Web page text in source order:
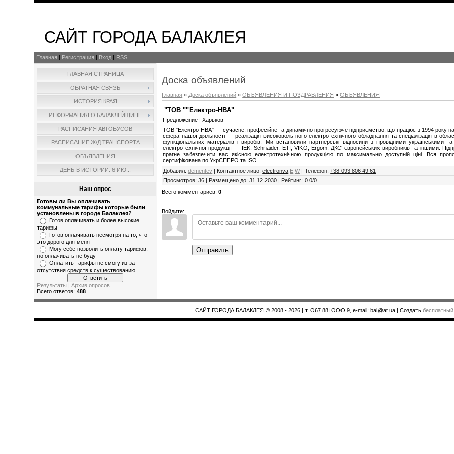
САЙТ ГОРОДА БАЛАКЛЕЯ
Главная | Регистрация | Вход | RSS
ГЛАВНАЯ СТРАНИЦА
ОБРАТНАЯ СВЯЗЬ
ИСТОРИЯ КРАЯ
ИНФОРМАЦИЯ О БАЛАКЛЕЙЩИНЕ
РАСПИСАНИЯ АВТОБУСОВ
РАСПИСАНИЕ Ж/Д ТРАНСПОРТА
ОБЪЯВЛЕНИЯ
ДЕНЬ В ИСТОРИИ. 6 ИЮ...
Наш опрос
Готовы ли Вы оплачивать
коммунальные тарифы которые были
установлены в городе Балаклея?
Готов оплачивать и более высокие
тарифы
Готов оплачивать несмотря на то, что
это дорого для меня
Могу себе позволить оплату тарифов,
но оплачивать не буду
Оплатить тарифы не смогу из-за
отсутствия средств к существованию
Результаты |Архив опросов
Всего ответов:488
Доска объявлений
Главная » Доска объявлений »ОБЪЯВЛЕНИЯ И ПОЗДРАВЛЕНИЯ »ОБЪЯВЛЕНИЯ
"ТОВ ""Електро-НВА"
Предложение | Харьков
ТОВ "Електро-НВА" — сучасне, професійне та динамічно прогресуюче підприємство, що працює з 1994 року
сфера нашої діяльності — реалізація високовольтного електротехнічного обладнання та спеціалізація в
функціональних матеріалів і виробів. Ми встановили партнерські відносини з провідними українськими
електротехнічної продукції — IEK, Schnaider, ETI, VIKO, Ergom, ДКС європейських виробників та іншими.
прагне забезпечити вас якісною електротехнічною продукцією по максимально доступній ціні. Вся
сертифікована по УкрСЕПРО та ISO.
Добавил: dementev | Контактное лицо: electronva E W |Телефон: +38 093 806 49 61
Просмотров: 36 | Размещено до: 31.12.2030 | Рейтинг: 0.0/0
Всего комментариев:0
Войдите:
Отправить
САЙТ ГОРОДА БАЛАКЛЕЯ © 2008 - 2026 | т. О67 88І ООО 9, e-mail: bal@at.ua | Создать